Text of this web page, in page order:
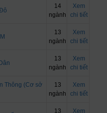
14
ngành
Xem
chi tiết
13
ngành
Xem
chi tiết
13
ngành
Xem
chi tiết
Thông (Cơ sở
13
ngành
Xem
chi tiết
13
Xem